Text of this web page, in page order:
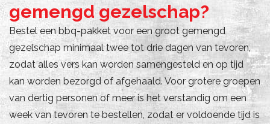
gemengd gezelschap?
Bestel een bbq-pakket voor een groot gemengd
gezelschap minimaal twee tot drie dagen van tevoren,
zodat alles vers kan worden samengesteld en op tijd
kan worden bezorgd of afgehaald. Voor grotere groepen
van dertig personen of meer is het verstandig om een
week van tevoren te bestellen, zodat er voldoende tijd is